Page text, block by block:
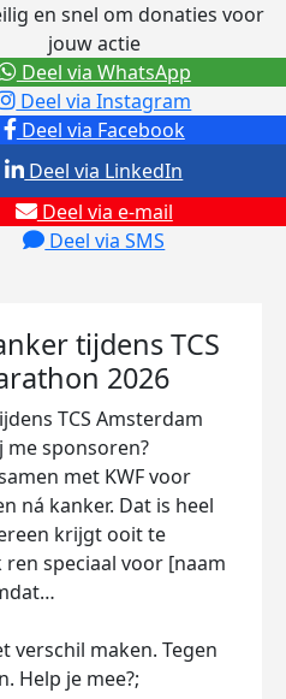
en snel om donaties voor
jouw actie
Deel via Facebook
Deel via Instagram
Deel via e-mail
Deel via SMS
Deel via LinkedIn
Deel via WhatsApp
tijdens TCS
2026
TCS Amsterdam
me sponsoren?
met KWF voor
ná kanker. Dat is heel
krijgt ooit te
speciaal voor [naam
verschil maken. Tegen
Help je mee?;